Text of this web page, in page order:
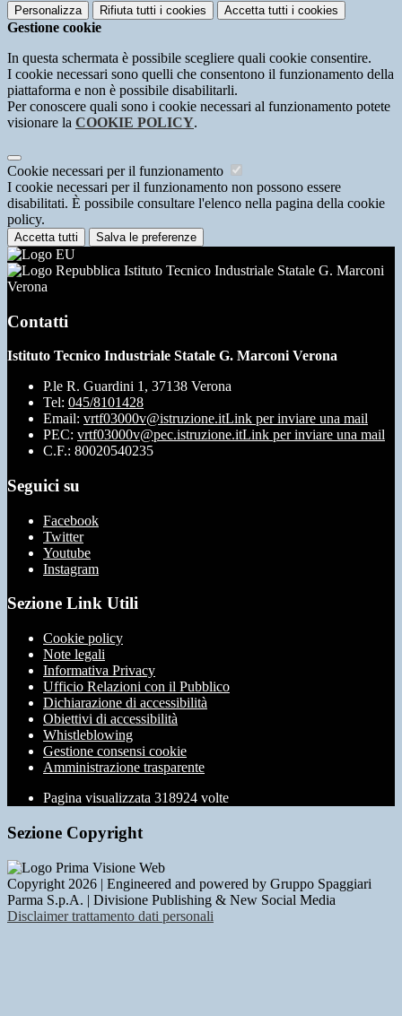
Personalizza Rifiuta tutti i cookies Accetta tutti i cookies
Gestione cookie
In questa schermata è possibile scegliere quali cookie consentire.
I cookie necessari sono quelli che consentono il funzionamento della
piattaforma e non è possibile disabilitarli.
Per conoscere quali sono i cookie necessari al funzionamento potete
visionare la COOKIE POLICY.
Cookie necessari per il funzionamento
I cookie necessari per il funzionamento non possono essere
disabilitati. È possibile consultare l'elenco nella pagina della cookie
policy.
Accetta tutti Salva le preferenze
Istituto Tecnico Industriale Statale G. Marconi
Verona
Contatti
Istituto Tecnico Industriale Statale G. Marconi Verona
P.le R. Guardini 1, 37138 Verona
Tel: 045/8101428
Email: vrtf03000v@istruzione.itLink per inviare una mail
PEC: vrtf03000v@pec.istruzione.itLink per inviare una mail
C.F.: 80020540235
Seguici su
Facebook
Twitter
Youtube
Instagram
Sezione Link Utili
Cookie policy
Note legali
Informativa Privacy
Ufficio Relazioni con il Pubblico
Dichiarazione di accessibilità
Obiettivi di accessibilità
Whistleblowing
Gestione consensi cookie
Amministrazione trasparente
Pagina visualizzata 318924 volte
Sezione Copyright
Copyright 2026 | Engineered and powered by Gruppo Spaggiari
Parma S.p.A. | Divisione Publishing & New Social Media
Disclaimer trattamento dati personali